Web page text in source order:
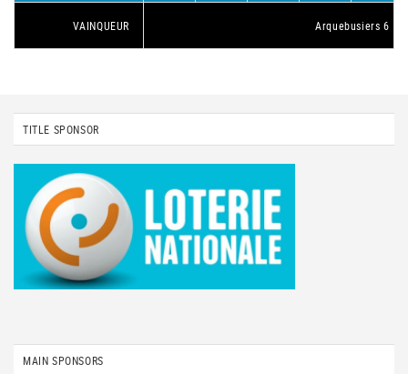
VAINQUEUR Arquebusiers 6
TITLE SPONSOR
MAIN SPONSORS